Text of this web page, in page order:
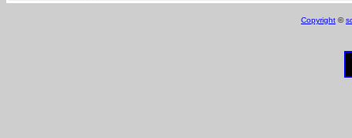
Copyright ©